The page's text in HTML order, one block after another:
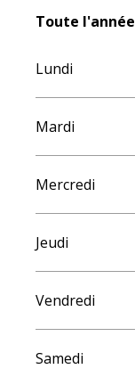
Toute l'année
Toute l'année
Lundi
Mardi
Mercredi
Jeudi
Vendredi
Samedi